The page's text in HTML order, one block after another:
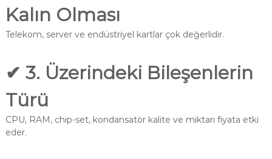
Kalın Olması
Telekom, server ve endüstriyel kartlar çok değerlidir.
✔ 3. Üzerindeki Bileşenlerin
Türü
CPU, RAM, chip-set, kondansatör kalite ve miktarı fiyata etki
eder.